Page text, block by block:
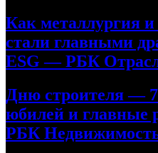
Как металлургия
стали главными
ESG — РБК
Дню строителя —
юбилей и главные
РБК